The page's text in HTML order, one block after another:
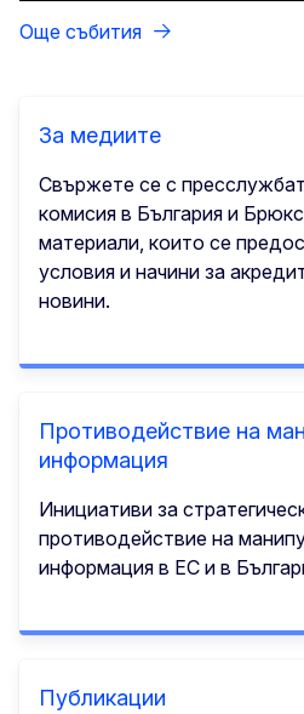
Още събития
За медиите
Свържете се с
комисия в България и
материали, които се
условия и начини за
новини.
Противодействие на
информация
Инициативи за
противодействие на
информация в ЕС и в
Публикации